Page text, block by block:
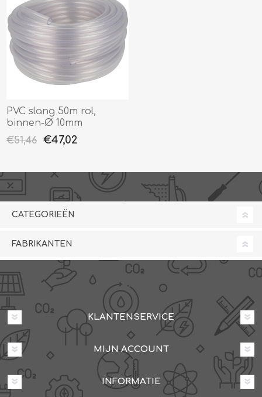
PVC slang 50m rol,
binnen-Ø 10mm
€51,46
€47,02
CATEGORIEËN
FABRIKANTEN
KLANTENSERVICE
MIJN ACCOUNT
INFORMATIE